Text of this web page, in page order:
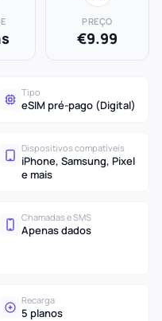
PREÇO
€9.99
Tipo
eSIM pré-pago (Digital)
Dispositivos compatíveis
iPhone, Samsung, Pixel
e mais
Chamadas e SMS
Apenas dados
Recarga
5 planos